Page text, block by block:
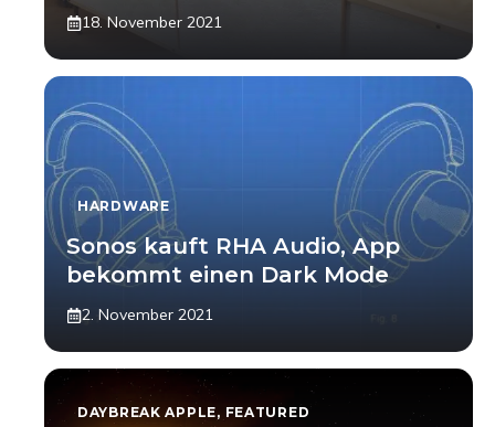
18. November 2021
HARDWARE
Sonos kauft RHA Audio, App
bekommt einen Dark Mode
2. November 2021
DAYBREAK APPLE, FEATURED